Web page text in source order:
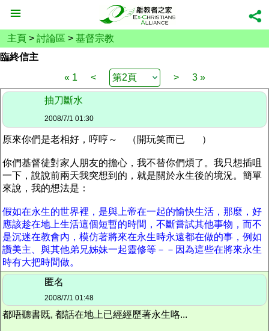
主頁 > 討論區 > 基督宗教
臨終信主
« 1
< > 3 »
抽刀斷水
2008/7/1 01:30
原來你們是老相好，哼哼～ （開玩笑而已 ）
你們基督徒對家人朋友的擔心，我不替你們煩了。我只想插咀
一下，說說前兩天我突想到的，就是關於永生後的境況。簡單
來說，我的想法是：
假如在永生的世界裡，是與上帝在一起的愉快生活，那麼，好
應該趁在地上生活這個短暫的時間，不斷嘗試其他事物，而不
是沉迷在教會內，模仿著將來在永生時永遠都在做的事，例如
讚美主、與其他弟兄姊妹一起靈修等－－因為這些在將來永生
時有大把時間做。
匿名
2008/7/1 01:48
都唔聽書既, 都話在地上已經經歷著永生咯...